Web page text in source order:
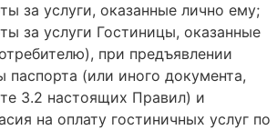
за услуги, оказанные лично ему;
за услуги Гостиницы, оказанные
при предъявлении
паспорта (или иного документа,
3.2 настоящих Правил) и
на оплату гостиничных услуг по